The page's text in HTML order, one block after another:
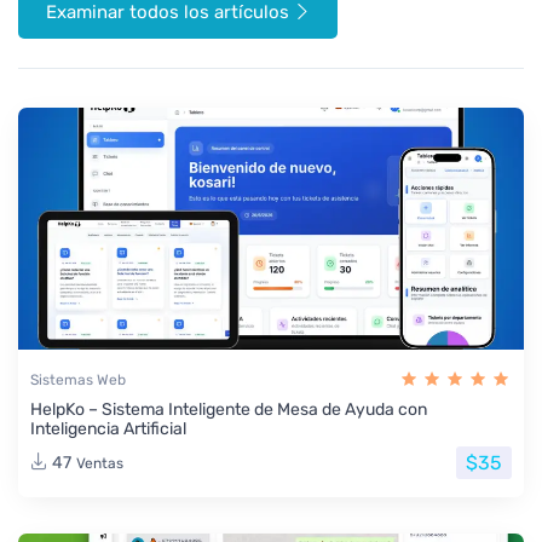
Examinar todos los artículos
Sistemas Web
HelpKo – Sistema Inteligente de Mesa de Ayuda con
Inteligencia Artificial
47 Ventas $35